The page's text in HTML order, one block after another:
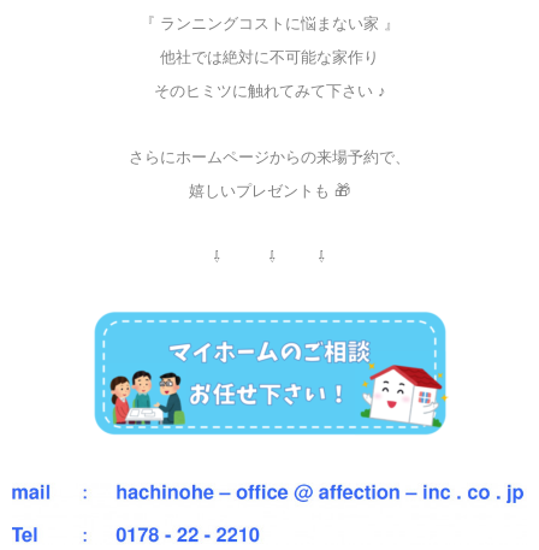
『 ランニングコストに悩まない家 』
他社では絶対に不可能な家作り
そのヒミツに触れてみて下さい ♪
さらにホームページからの来場予約で、
嬉しいプレゼントも 🎁
⇩ ⇩ ⇩